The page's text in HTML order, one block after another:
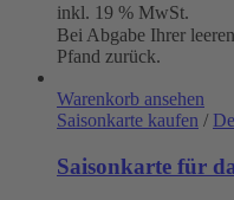
inkl. 19 % MwSt.
Bei Abgabe Ihrer
Pfand zurück.
Warenkorb ansehen
Saisonkarte kaufen /
Saisonkarte für